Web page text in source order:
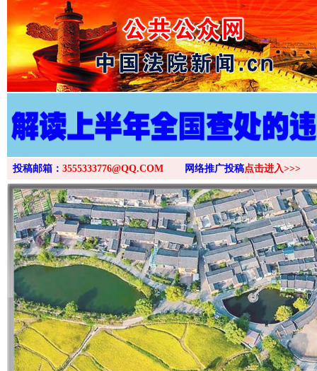
>
投稿邮箱： 3555333776@QQ.COM 网络推广投稿点击进入>>>